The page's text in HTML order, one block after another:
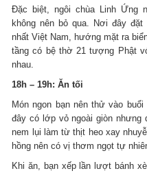
Đặc biệt, ngôi chùa Linh Ứng
không nên bỏ qua. Nơi đây
nhất Việt Nam, hướng mặt ra
tầng có bệ thờ 21 tượng Phật
nhau.
18h – 19h: Ăn tối
Món ngon bạn nên thử vào
đây có lớp vỏ ngoài giòn nhưng
nem lụi làm từ thịt heo xay
hồng nên có vị thơm ngọt tự
Khi ăn, bạn xếp lần lượt bánh